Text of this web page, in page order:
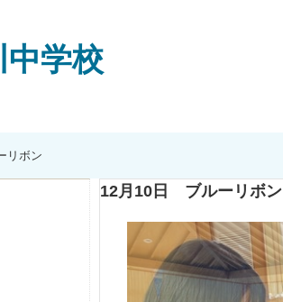
中学校
リボン
12月10日 ブルーリボン